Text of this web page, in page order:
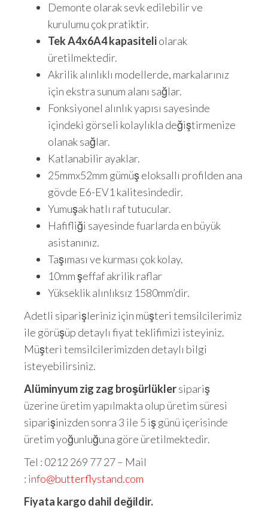
Demonte olarak sevk edilebilir ve
kurulumu çok pratiktir.
Tek A4x6A4 kapasiteliolarak
üretilmektedir.
Akrilik alınlıklı modellerde, markalarınız
için ekstra sunum alanı sağlar.
Fonksiyonel alınlık yapısı sayesinde
içindeki görseli kolaylıkla değiştirmenize
olanak sağlar.
Katlanabilir ayaklar.
25mmx52mm gümüş eloksallı profilden ana
gövde E6-EV1 kalitesindedir.
Yumuşak hatlı raf tutucular.
Hafifliği sayesinde fuarlarda en büyük
asistanınız.
Taşıması ve kurması çok kolay.
10mm şeffaf akrilik raflar
Yükseklik alınlıksız 1580mm’dir.
Adetli siparişleriniz için müşteri temsilcilerimiz
ile görüşüp detaylı fiyat teklifimizi isteyiniz.
Müşteri temsilcilerimizden detaylı bilgi
isteyebilirsiniz.
Alüminyum zig zag broşürlüklersipariş
üzerine üretim yapılmakta olup üretim süresi
siparişinizden sonra 3 ile 5 iş günü içerisinde
üretim yoğunluğuna göre üretilmektedir.
Tel : 0212 269 77 27 – Mail
: info@butterflystand.com
Fiyata kargo dahil değildir.